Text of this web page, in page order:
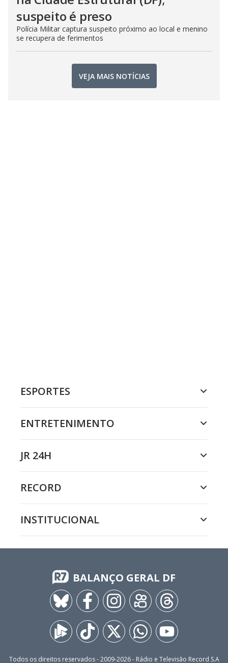
suspeito é preso
Polícia Militar captura suspeito próximo ao local e menino
se recupera de ferimentos
VEJA MAIS NOTÍCIAS
ESPORTES
ENTRETENIMENTO
JR 24H
RECORD
INSTITUCIONAL
BALANÇO GERAL DF
Todos os direitos reservados - 2009-2026- Rádio e Televisão Record S.A